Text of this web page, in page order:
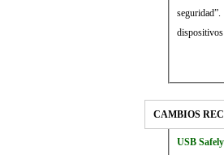
CAMBIOS
USB